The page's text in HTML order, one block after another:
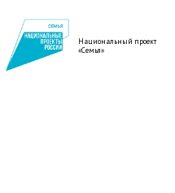
Национальный проект
«Семья»